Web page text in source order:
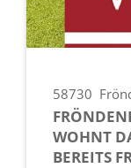
58730
WOHNT
BEREITS